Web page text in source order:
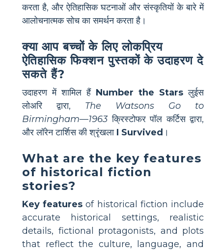
करता है, और ऐतिहासिक घटनाओं और संस्कृतियों के बारे में
आलोचनात्मक सोच का समर्थन करता है।
क्या आप बच्चों के लिए लोकप्रिय
ऐतिहासिक फिक्शन पुस्तकों के उदाहरण दे
सकते हैं?
उदाहरण में शामिल हैं Number the Stars लुईस
लोअरि द्वारा, The Watsons Go to
Birmingham—1963क्रिस्टोफर पॉल कर्टिस द्वारा,
और लॉरेन टार्शिस की श्रृंखला I Survived ।
What are the key features
of historical fiction
stories?
Key features of historical fiction include
accurate historical settings, realistic
details, fictional protagonists, and plots
that reflect the culture, language, and